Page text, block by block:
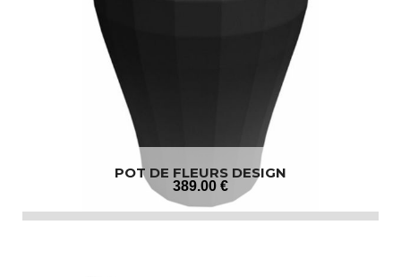
POT DE FLEURS DESIGN
389.00 €